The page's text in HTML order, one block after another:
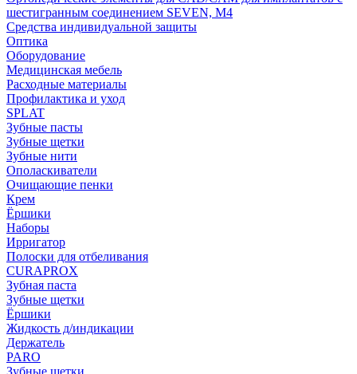
шестигранным соединением SEVEN, М4
Средства индивидуальной защиты
Оптика
Оборудование
Медицинская мебель
Расходные материалы
Профилактика и уход
SPLAT
Зубные пасты
Зубные щетки
Зубные нити
Ополаскиватели
Очищающие пенки
Крем
Ёршики
Наборы
Ирригатор
Полоски для отбеливания
CURAPROX
Зубная паста
Зубные щетки
Ёршики
Жидкость д/индикации
Держатель
PARO
Зубные щетки